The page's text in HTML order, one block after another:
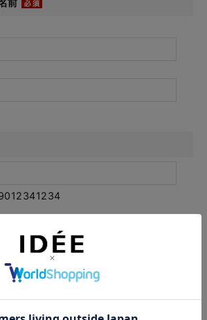
前
ト)」、「.. (ドット2つ)」を含むメール
だけません